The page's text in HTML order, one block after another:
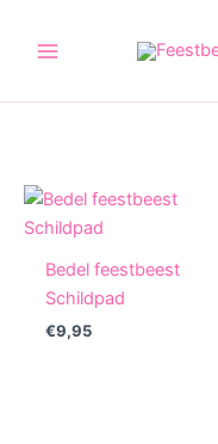
Bedel feestbeest
Schildpad
€9,95